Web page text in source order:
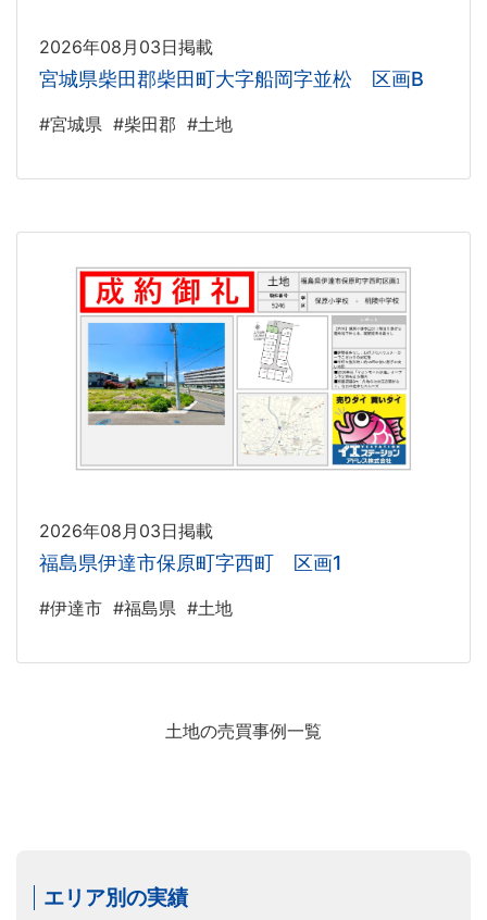
2026年08月03日掲載
宮城県柴田郡柴田町大字船岡字並松 区画B
#宮城県 #柴田郡 #土地
2026年08月03日掲載
福島県伊達市保原町字西町 区画1
#伊達市 #福島県 #土地
土地の売買事例一覧
エリア別の実績